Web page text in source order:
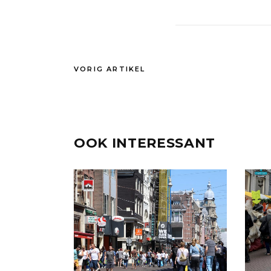
VORIG ARTIKEL
OOK INTERESSANT